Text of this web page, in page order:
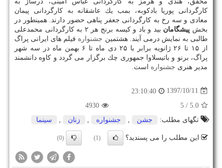
كارگردانی پوریا بادكوبه، بمب یك عاشقانه به كارگردانی پیمان
معادی و سه رخ به كارگردانی جعفر پناهی حضور دارند. همینطور در
بخش پیشگامان
بید و باد و كیسه برنج هر ۲ به كارگردانی محمدعلی
طالبی به نمایش درمی آیند. هشتمین جشنواره فیلم های ایرانی پراگ
از ۱۵ تا ۲۶ ژانویه برابر با ۲۵ دی ماه تا ۶ بهمن ماه در سه شهر
پراگ، برنو و باتیسلاوا جمهوری چك برگزار می گردد و كاوه دانشمند
مدیر هنری جشنواره است.
1397/10/11
23:10:40
5.0
/ 5
4930
تگهای مطلب:
جشن جشنواره زنان سینما
این مطلب را می پسندید؟ (1)
(0)